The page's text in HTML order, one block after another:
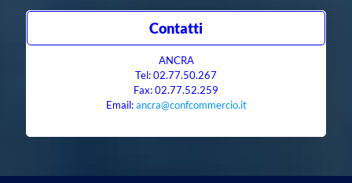
Contatti
ANCRA
Tel: 02.77.50.267
Fax: 02.77.52.259
Email:ancra@confcommercio.it